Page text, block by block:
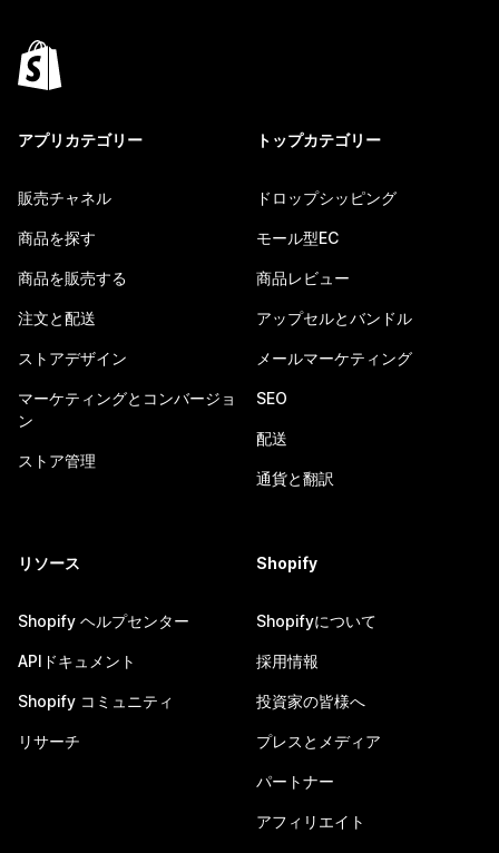
アプリカテゴリー
販売チャネル
商品を探す
商品を販売する
注文と配送
ストアデザイン
マーケティングとコンバージョ
ン
ストア管理
トップカテゴリー
ドロップシッピング
モール型EC
商品レビュー
アップセルとバンドル
メールマーケティング
SEO
配送
通貨と翻訳
リソース
Shopify ヘルプセンター
APIドキュメント
Shopify コミュニティ
リサーチ
Shopify
Shopifyについて
採用情報
投資家の皆様へ
プレスとメディア
パートナー
アフィリエイト